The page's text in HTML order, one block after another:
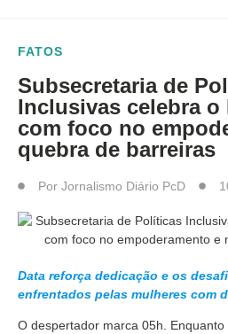
FATOS
Subsecretaria de
Inclusivas celebra o
com foco no
quebra de barreiras
Por Jornalismo Diário PcD
Data reforça dedicação e os
enfrentados pelas mulheres com
O despertador marca 05h.